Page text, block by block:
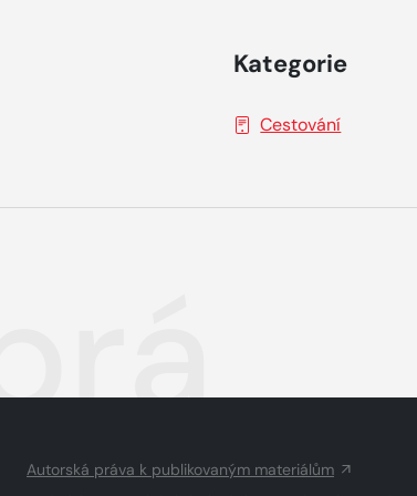
Kategorie
Cestování
Autorská práva k publikovaným materiálům